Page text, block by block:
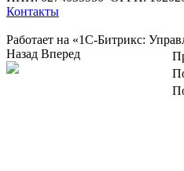
Контакты
Работает на «1С-Битрикс:
Назад Вперед